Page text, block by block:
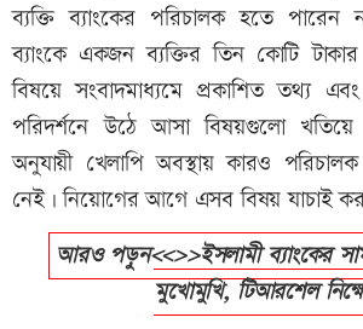
ব্যক্তি ব্যাংকের পরিচালক হতে পারেন
ব্যাংকে একজন ব্যক্তির তিন কোটি
বিষয়ে সংবাদমাধ্যমে প্রকাশিত তথ্য
পরিদর্শনে উঠে আসা বিষয়গুলো
অনুযায়ী খেলাপি অবস্থায় কারও
নেই। নিয়োগের আগে এসব বিষয় যাচাই
আরও পড়ুন<<>>ইসলামী ব্যাংকের
মুখোমুখি, টিআরশেল